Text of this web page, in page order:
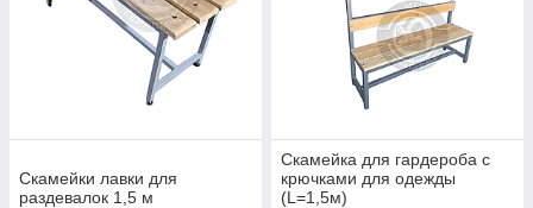
Скамейки лавки для
раздевалок 1,5 м
Скамейка для гардероба с
крючками для одежды
(L=1,5м)